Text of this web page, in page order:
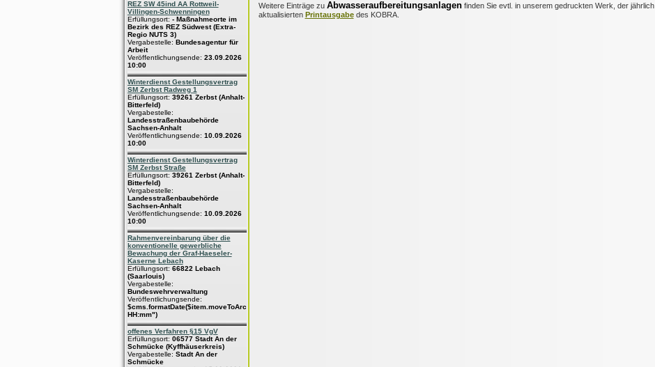
REZ SW 45ind AA Rottweil-
Villingen-Schwenningen
Erfüllungsort: - Maßnahmeorte im
Bezirk des REZ Südwest (Extra-
Regio NUTS 3)
Vergabestelle: Bundesagentur für
Arbeit
Veröffentlichungsende: 23.09.2026
10:00
Winterdienst Gestellungsvertrag
SM Zerbst Radweg 1
Erfüllungsort: 39261 Zerbst (Anhalt-
Bitterfeld)
Vergabestelle:
Landesstraßenbaubehörde
Sachsen-Anhalt
Veröffentlichungsende: 10.09.2026
10:00
Winterdienst Gestellungsvertrag
SM Zerbst Straße
Erfüllungsort: 39261 Zerbst (Anhalt-
Bitterfeld)
Vergabestelle:
Landesstraßenbaubehörde
Sachsen-Anhalt
Veröffentlichungsende: 10.09.2026
10:00
Rahmenvereinbarung über die
konventionelle gewerbliche
Bewachung der Graf-Haeseler-
Kaserne Lebach
Erfüllungsort: 66822 Lebach
(Saarlouis)
Vergabestelle:
Bundeswehrverwaltung
Veröffentlichungsende:
$cms.formatDate($item.moveToArchive,"dd.MM.yyyy
HH:mm")
offenes Verfahren §15 VgV
Erfüllungsort: 06577 Stadt An der
Schmücke (Kyffhäuserkreis)
Vergabestelle: Stadt An der
Schmücke
Weitere Einträge zu Abwasseraufbereitungsanlagenfinden Sie evtl. in unserem gedruckten Werk, der jährlich
aktualisierten Printausgabedes KOBRA.